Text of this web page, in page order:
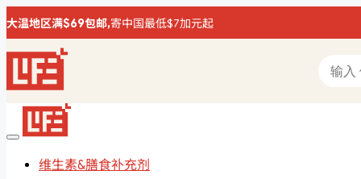
大温地区满$69包邮,寄中国最低$7加元起
维生素&膳食补充剂